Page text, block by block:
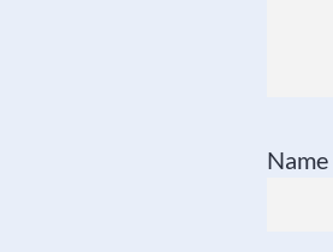
Name